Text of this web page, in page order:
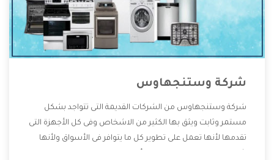
شركة وستنجهاوس
شركة وستنجهاوس من الشركات القديمة التى تتواجد بشكل
مستمر وثابت ويثق بها الكثير من الاشخاص وفى كل الأجهزة التى
تقدمها لأنها تعمل على تطوير كل ما يتوافر فى الأسواق ولأنها